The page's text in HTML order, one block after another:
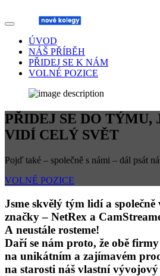
ÚVOD
NÁŠ PŘÍBĚH
PŘIDEJ SE K NÁM
VOLNÉ POZICE
PŘIDEJ SE DO TÝMU,
VIDÍ CELÝ SVĚT
Pojď také – společně s námi – dál psát
VOLNÉ POZICE
Jsme skvělý tým lidí a
značky – NetRex a
A neustále rosteme!
Daří se nám proto, že obě
na unikátním a zajímavém
na starosti náš vlastní